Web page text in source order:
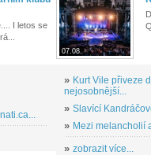
I letos se
07.08.
» Kurt Vile přiveze
nejosobnější...
» Slavící
» Mezi melancholií
» zobrazit více...